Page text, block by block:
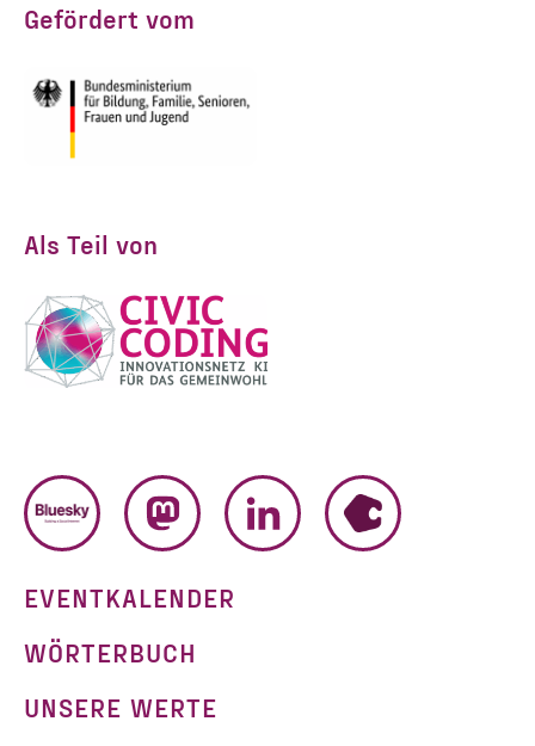
Gefördert vom
Als Teil von
BLUESKYMASTODONLINKEDINHUMHUB
EVENTKALENDER
WÖRTERBUCH
UNSERE WERTE